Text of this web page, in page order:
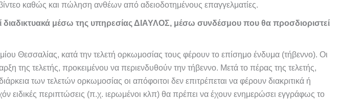
καθώς και πώληση ανθέων από αδειοδοτημένους επαγγελματίες.
μέσω της υπηρεσίας ΔΙΑΥΛΟΣ, μέσω συνδέσμου που θα προσδιοριστεί
Θεσσαλίας, κατά την τελετή ορκωμοσίας τους φέρουν το επίσημο ένδυμα (τήβεννο). Οι
της τελετής, προκειμένου να περιενδυθούν την τήβεννο. Μετά το πέρας της τελετής,
των τελετών ορκωμοσίας οι απόφοιτοι δεν επιτρέπεται να φέρουν διακριτικά ή
ειδικές περιπτώσεις (π.χ. ιερωμένοι κλπ) θα πρέπει να έχουν ενημερώσει εγγράφως το